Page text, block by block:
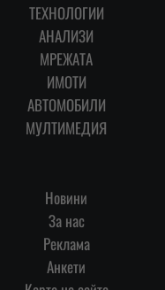
ТЕХНОЛОГИИ
АНАЛИЗИ
МРЕЖАТА
ИМОТИ
АВТОМОБИЛИ
МУЛТИМЕДИЯ
Новини
За нас
Реклама
Анкети